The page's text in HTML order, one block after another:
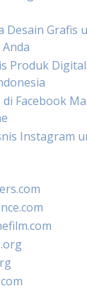
Desain
Produk
Facebook
Instagram